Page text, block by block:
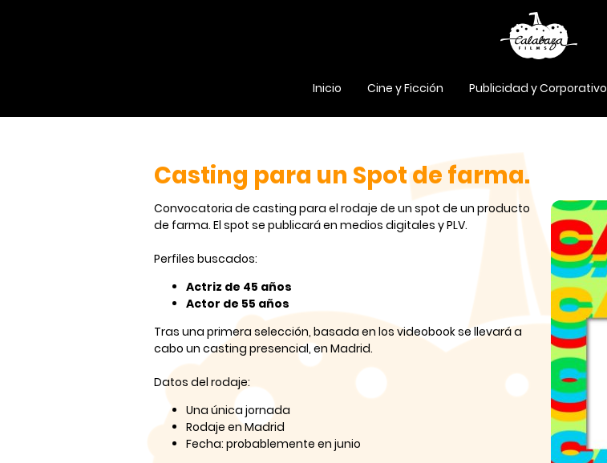
Inicio Cine y Ficción Publicidad y Corporativo
Casting para un Spot de farma.
Convocatoria de casting para el rodaje de un spot de un producto
de farma. El spot se publicará en medios digitales y PLV.
Perfiles buscados:
Actriz de 45 años
Actor de 55 años
Tras una primera selección, basada en los videobook se llevará a
cabo un casting presencial, en Madrid.
Datos del rodaje:
Una única jornada
Rodaje en Madrid
Fecha: probablemente en junio